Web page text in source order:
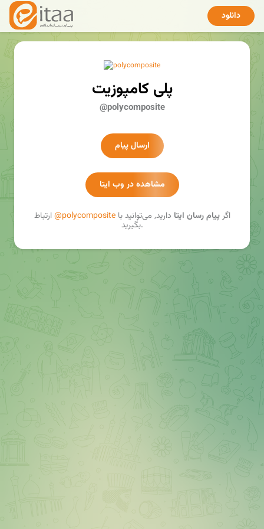
دانلود
پلی کامپوزیت
@polycomposite
ارسال پیام
مشاهده در وب ایتا
اگرپیام رسان ایتا دارید, می‌توانید با@polycompositeارتباط
بگیرید.